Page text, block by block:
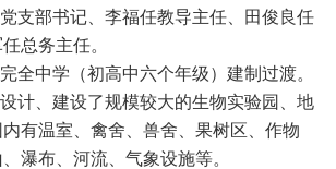
支部书记、李福任教导主任、田俊良任
总务主任。
全中学（初高中六个年级）建制过渡。
计、建设了规模较大的生物实验园、地
有温室、禽舍、兽舍、果树区、作物
瀑布、河流、气象设施等。